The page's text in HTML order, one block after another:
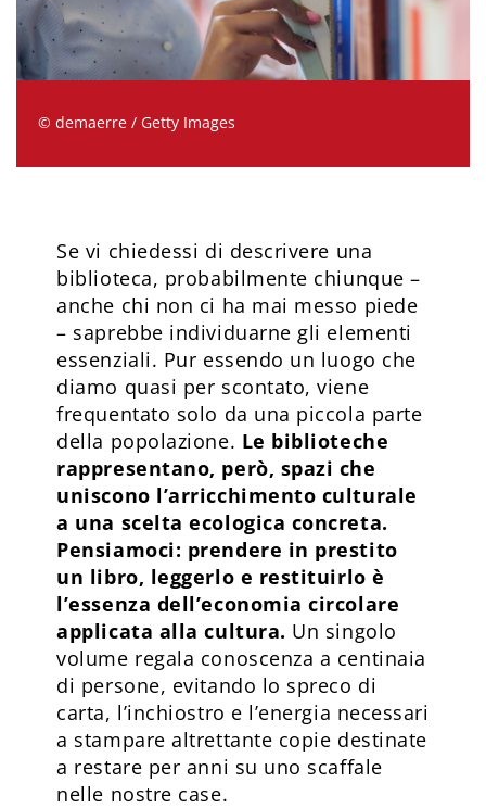
© demaerre / Getty Images
Se vi chiedessi di descrivere una
biblioteca, probabilmente chiunque –
anche chi non ci ha mai messo piede
– saprebbe individuarne gli elementi
essenziali. Pur essendo un luogo che
diamo quasi per scontato, viene
frequentato solo da una piccola parte
della popolazione. Le biblioteche
rappresentano, però, spazi che
uniscono l’arricchimento culturale
a una scelta ecologica concreta.
Pensiamoci: prendere in prestito
un libro, leggerlo e restituirlo è
l’essenza dell’economia circolare
applicata alla cultura. Un singolo
volume regala conoscenza a centinaia
di persone, evitando lo spreco di
carta, l’inchiostro e l’energia necessari
a stampare altrettante copie destinate
a restare per anni su uno scaffale
nelle nostre case.